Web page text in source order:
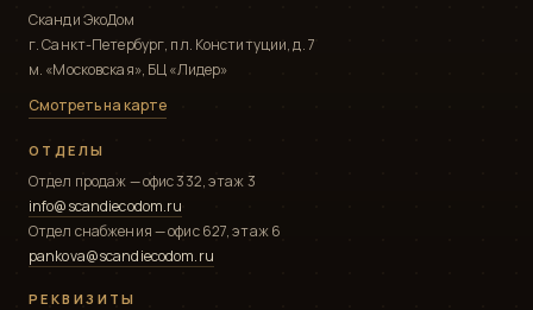
Сканди ЭкоДом
г. Санкт-Петербург, пл. Конституции, д. 7
м. «Московская», БЦ «Лидер»
Смотреть на карте
ОТДЕЛЫ
Отдел продаж — офис 332, этаж 3
info@scandiecodom.ru
Отдел снабжения — офис 627, этаж 6
pankova@scandiecodom.ru
РЕКВИЗИТЫ